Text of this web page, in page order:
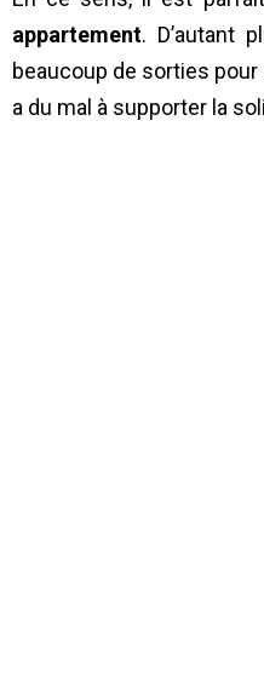
appartement. D’autant
beaucoup de sorties pour
a du mal à supporter la